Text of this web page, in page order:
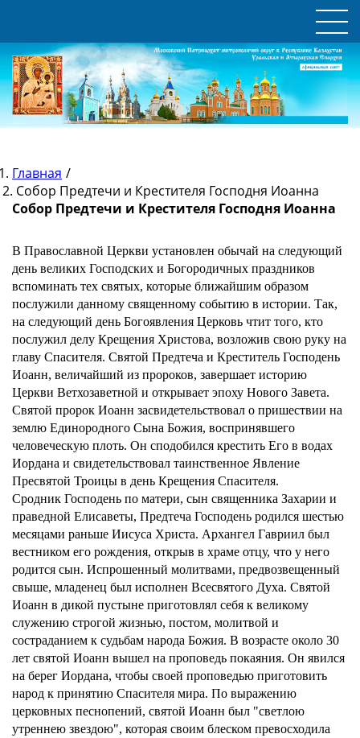
Главная /
Собор Предтечи и Крестителя Господня Иоанна
Собор Предтечи и Крестителя Господня Иоанна
В Православной Церкви установлен обычай на следующий
день великих Господских и Богородичных праздников
вспоминать тех святых, которые ближайшим образом
послужили данному священному событию в истории. Так,
на следующий день Богоявления Церковь чтит того, кто
послужил делу Крещения Христова, возложив свою руку на
главу Спасителя. Святой Предтеча и Креститель Господень
Иоанн, величайший из пророков, завершает историю
Церкви Ветхозаветной и открывает эпоху Нового Завета.
Святой пророк Иоанн засвидетельствовал о пришествии на
землю Единородного Сына Божия, воспринявшего
человеческую плоть. Он сподобился крестить Его в водах
Иордана и свидетельствовал таинственное Явление
Пресвятой Троицы в день Крещения Спасителя.
Сродник Господень по матери, сын священника Захарии и
праведной Елисаветы, Предтеча Господень родился шестью
месяцами раньше Иисуса Христа. Архангел Гавриил был
вестником его рождения, открыв в храме отцу, что у него
родится сын. Испрошенный молитвами, предвозвещенный
свыше, младенец был исполнен Всесвятого Духа. Святой
Иоанн в дикой пустыне приготовлял себя к великому
служению строгой жизнью, постом, молитвой и
состраданием к судьбам народа Божия. В возрасте около 30
лет святой Иоанн вышел на проповедь покаяния. Он явился
на берег Иордана, чтобы своей проповедью приготовить
народ к принятию Спасителя мира. По выражению
церковных песнопений, святой Иоанн был "светлою
утреннею звездою", которая своим блеском превосходила